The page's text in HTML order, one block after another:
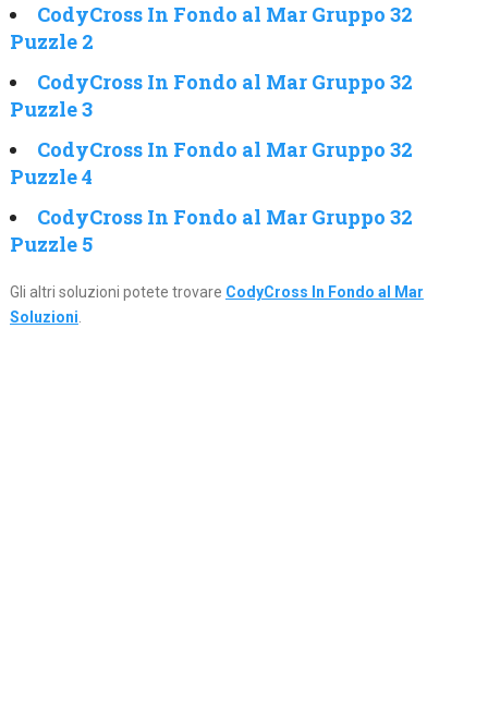
CodyCross In Fondo al Mar Gruppo 32
Puzzle 2
CodyCross In Fondo al Mar Gruppo 32
Puzzle 3
CodyCross In Fondo al Mar Gruppo 32
Puzzle 4
CodyCross In Fondo al Mar Gruppo 32
Puzzle 5
Gli altri soluzioni potete trovare CodyCross In Fondo al Mar
Soluzioni.